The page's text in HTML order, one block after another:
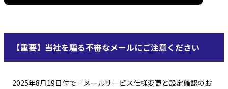
【重要】当社を騙る不審なメールにご注意ください
2025年8月19日付で「メールサービス仕様変更と設定確認のお